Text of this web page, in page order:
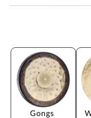
Gongs